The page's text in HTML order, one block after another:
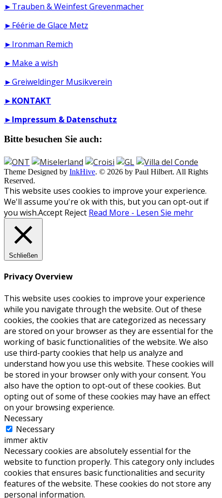
►Trauben & Weinfest Grevenmacher
►Féérie de Glace Metz
►Ironman Remich
►Make a wish
►Greiweldinger Musikverein
►KONTAKT
►Impressum & Datenschutz
Bitte besuchen Sie auch:
Theme Designed by InkHive. © 2026 by Paul Hilbert. All Rights
Reserved.
This website uses cookies to improve your experience.
We'll assume you're ok with this, but you can opt-out if
you wish.Accept Reject Read More - Lesen Sie mehr
Schließen
Privacy Overview
This website uses cookies to improve your experience
while you navigate through the website. Out of these
cookies, the cookies that are categorized as necessary
are stored on your browser as they are essential for the
working of basic functionalities of the website. We also
use third-party cookies that help us analyze and
understand how you use this website. These cookies will
be stored in your browser only with your consent. You
also have the option to opt-out of these cookies. But
opting out of some of these cookies may have an effect
on your browsing experience.
Necessary
Necessary
immer aktiv
Necessary cookies are absolutely essential for the
website to function properly. This category only includes
cookies that ensures basic functionalities and security
features of the website. These cookies do not store any
personal information.